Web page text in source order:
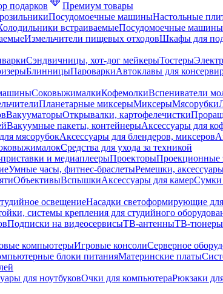
подарков
Премиум товары
Посудомоечные машиныНастольные
встраиваемыеПосудомоечные машины
Измельчители пищевых отходовШкафы для
Сэндвичницы, хот-дог мейкерыТостеры
БлинницыПароваркиАвтоклавы для
СоковыжималкиКофемолкиВспениватели
Планетарные миксерыМиксерыМясорубки
ВакууматорыОткрывалки, картофелечистки
Вакуумные пакеты, контейнерыАксессуары для
мясорубокАксессуары для блендеров, миксеров
Средства для ухода за техникой
и медиаплеерыПроекторыПроекционные
Умные часы, фитнес-браслетыРемешки,
ОбъективыВспышкиАксессуары для камерСумки
освещениеНасадки светоформирующие
системы крепления для студийного
Подписки на видеосервисыТВ-антенныТВ-тюнеры
компьютерыИгровые консолиСерверное
блоки питанияМатеринские платы
для ноутбуковОчки для компьютераРюкзаки